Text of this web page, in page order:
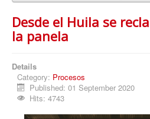
Desde el Huila se
la panela
Details
Category: Procesos
Published: 01 September 2020
Hits: 4743